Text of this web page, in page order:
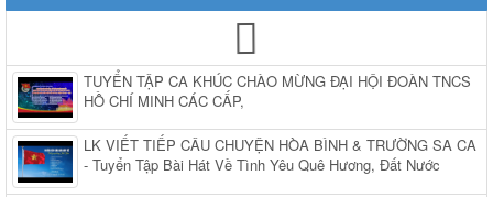
TUYỂN TẬP CA KHÚC CHÀO MỪNG ĐẠI HỘI ĐOÀN TNCS
HỒ CHÍ MINH CÁC CẤP,
LK VIẾT TIẾP CÂU CHUYỆN HÒA BÌNH & TRƯỜNG SA CA
- Tuyển Tập Bài Hát Về Tình Yêu Quê Hương, Đất Nước